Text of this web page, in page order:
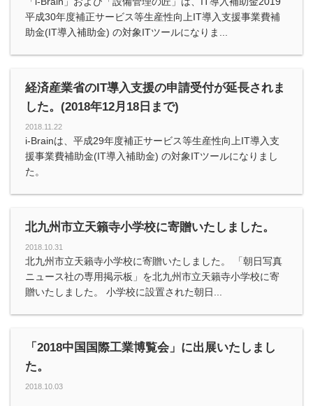
平成30年度補正サービス等生産性向上IT導入支援事業費補
助金(IT導入補助金) の対象ITツールになりま...
経済産業省のIT導入支援の申請受付が延長されま
した。(2018年12月18日まで)
2018.11.22
i-Brainは、平成29年度補正サービス等生産性向上IT導入支
援事業費補助金(IT導入補助金) の対象ITツールになりまし
た。
北九州市立天籟寺小学校に寄贈いたしました。
2018.10.31
北九州市立天籟寺小学校に寄贈いたしました。 「朝日写真
ニュース社の専用掲示板」を北九州市立天籟寺小学校に寄
贈いたしました。 小学校に設置された朝日...
「2018中国国際工業博覧会」に出展いたしまし
た。
2018.10.03